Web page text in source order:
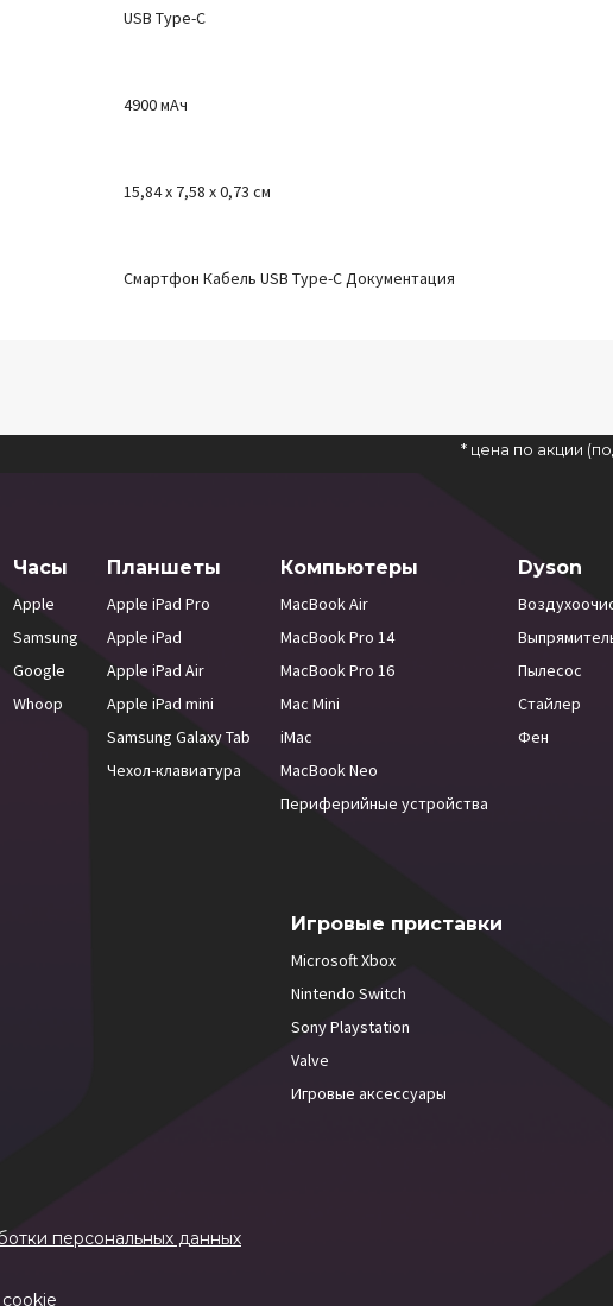
USB Type-C
4900 мАч
15,84 x 7,58 x 0,73 см
Смартфон Кабель USB Type-C Документация
* цена по акции
Часы
Apple
Samsung
Google
Whoop
Планшеты
Apple iPad Pro
Apple iPad
Apple iPad Air
Apple iPad mini
Samsung Galaxy Tab
Чехол-клавиатура
Компьютеры
MacBook Air
MacBook Pro 14
MacBook Pro 16
Mac Mini
iMac
MacBook Neo
Периферийные устройства
Dyson
Пылесос
Стайлер
Фен
Игровые приставки
Microsoft Xbox
Nintendo Switch
Sony Playstation
Valve
Игровые аксессуары
персональных данных